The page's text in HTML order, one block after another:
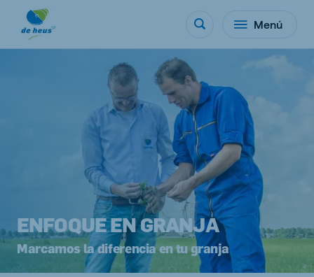
Menú
ENFOQUE EN GRANJA
Marcamos la diferencia en tu granja